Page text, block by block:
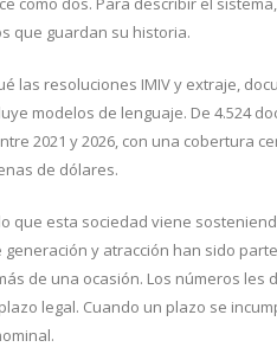
que guardan su historia.
las resoluciones IMIV y extraje,
modelos de lenguaje. De 4.524
2021 y 2026, con una cobertura
de dólares.
que esta sociedad viene
y atracción han sido
de una ocasión. Los números les
legal. Cuando un plazo se